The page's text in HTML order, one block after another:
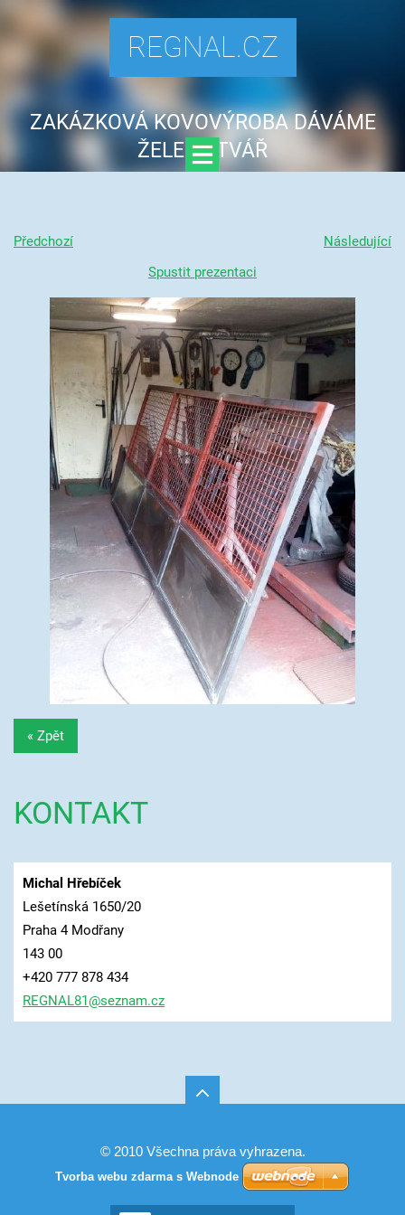
REGNAL.CZ
ZAKÁZKOVÁ KOVOVÝROBA DÁVÁME
ŽELEZU TVÁŘ
Předchozí
Následující
Spustit prezentaci
« Zpět
KONTAKT
Michal Hřebíček
Lešetínská 1650/20
Praha 4 Modřany
143 00
+420 777 878 434
REGNAL81@seznam.cz
© 2010 Všechna práva vyhrazena.
Tvorba webu zdarma s Webnode